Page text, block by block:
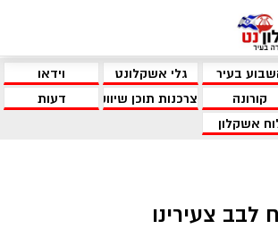
בעיר גלי אשקלונט
וידאו
קורונה צרכנות תוכן שיווקי
דעות
אשקלון
לבב צעירינו